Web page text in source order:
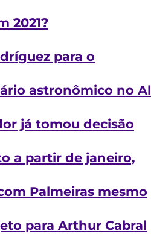
2021?
para o
astronômico no Al
já tomou decisão
a partir de janeiro,
Palmeiras mesmo
para Arthur Cabral